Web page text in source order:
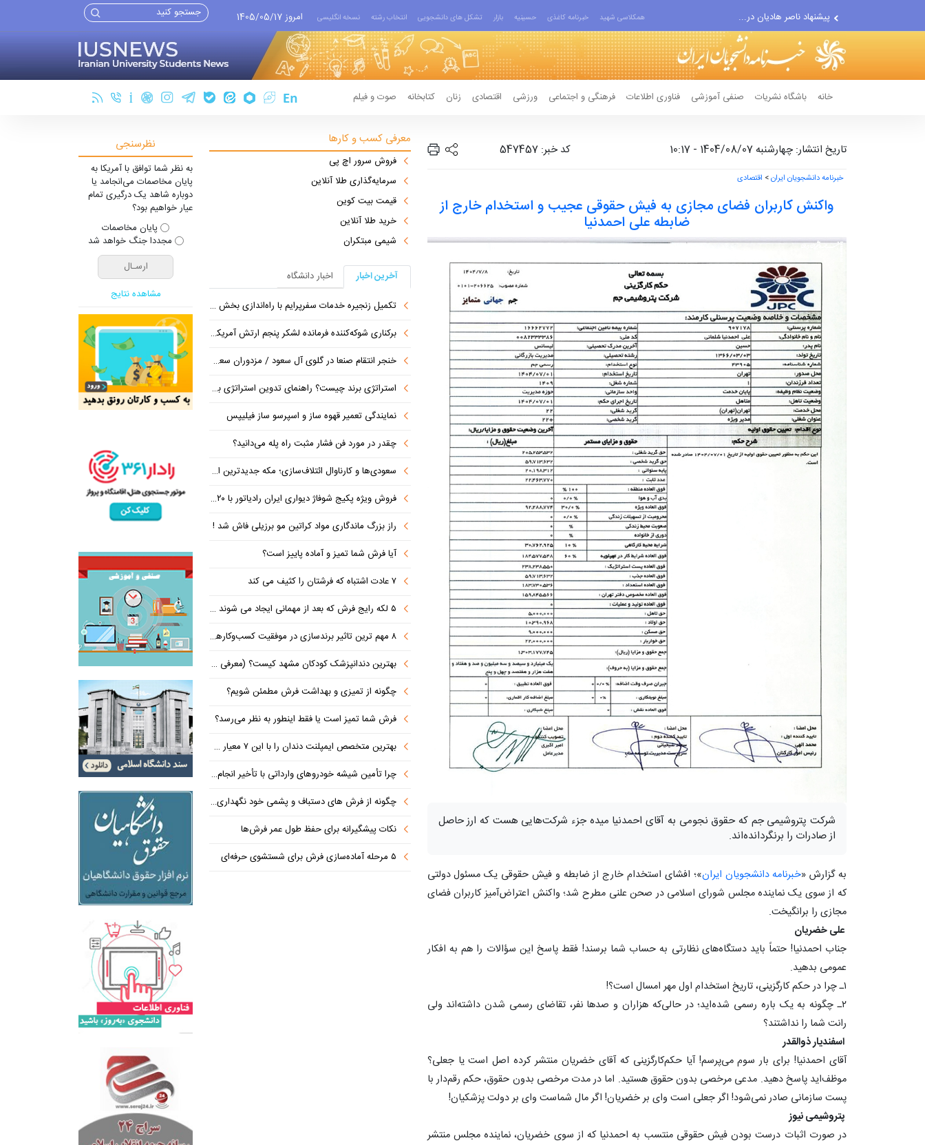
سعودی‌ها و کارناوال...
پیشنهاد ناصر هادیان در...
معامله با گرگِ آمریکایی،...
همکلاسی شهید خبرنامه کاغذی حسینیه بازار تشکل های دانشجویی انتخاب رشته نسخه انگلیسی امروز 1405/05/17
خانه باشگاه نشریات صنفی آموزشی فناوری اطلاعات فرهنگی و اجتماعی ورزشی اقتصادی زنان کتابخانه صوت و فیلم
تاریخ انتشار: چهارشنبه 1404/08/07 - 10:17 کد خبر: 547457
خبرنامه دانشجویان ایران> اقتصادی
واکنش کاربران فضای مجازی به فیش حقوقی عجیب و استخدام خارج از
ضابطه علی احمدنیا
‏شرکت پتروشیمی جم که حقوق نجومی به آقای احمدنیا میده جزء شرکت‌هایی هست که ارز حاصل
از صادرات را برنگردانده‌اند.
به گزارش «خبرنامه دانشجویان ایران»؛ افشای استخدام خارج از ضابطه و فیش حقوقی یک مسئول دولتی
که از سوی یک نماینده مجلس شورای اسلامی در صحن علنی مطرح شد؛ واکنش اعتراض‌آمیز کاربران فضای
مجازی را برانگیخت.
علی خضریان
‏جناب احمدنیا! حتماً باید دستگاه‌های نظارتی به حساب شما برسند! فقط پاسخ این سؤالات را هم به افکار
عمومی بدهید.
۱ـ چرا در حکم کارگزینی، تاریخ استخدام اول مهر امسال است؟!
۲ـ چگونه به یک باره رسمی شده‌اید؛ در حالی‌که هزاران و صد‌ها نفر، تقاضای رسمی شدن داشته‌اند ولی
رانت شما را نداشتند؟
اسفندیار ذوالقدر
‏آقای ‎احمدنیا! برای بار سوم می‌پرسم! آیا ‎حکم‌کارگزینی که آقای ‎خضریان منتشر کرده اصل است یا جعلی؟
موظف‌اید پاسخ دهید. مدعی مرخصی بدون حقوق هستید. اما در مدت مرخصی بدون حقوق، حکم رقم‌دار با
پست سازمانی صادر نمی‌شود! اگر جعلی است وای بر خضریان! اگر مال شماست وای بر ‎دولت پزشکیان!
پتروشیمی نیوز
‏در صورت اثبات درست بودن فیش حقوقی منتسب به ‎احمدنیا که از سوی ‎خضریان، نماینده مجلس منتشر
معرفی کسب و کارها
فروش سرور اچ پی
سرمایه‌گذاری طلا آنلاین
قیمت بیت کوین
خرید طلا آنلاین
شیمی مبتکران
آخرین اخبار
اخبار دانشگاه
تکمیل زنجیره خدمات سفرپرایم با راه‌اندازی بخش تور
برکناری شوکه‌کننده فرمانده لشکر پنجم ارتش آمریکا در اروپا
خنجر انتقام صنعا در گلوی آل سعود / مزدوران سعودی زیر ضرب انصارالله
استراتژی برند چیست؟ راهنمای تدوین استراتژی برند برای ساخت مسیر رشد متمایز
نمایندگی تعمیر قهوه ساز و اسپرسو ساز فیلیپس
چقدر در مورد فن فشار مثبت راه پله می‌دانید؟
سعودی‌ها و کارناوال ائتلاف‌سازی؛ مکه جدیدترین ایستگاه در مسیر بی‌نتیجه‌ها
فروش ویژه پکیج شوفاژ دیواری ایران رادیاتور با ۲۰ درصد تخفیف
راز بزرگ ماندگاری مواد کراتین مو برزیلی فاش شد !
آیا فرش شما تمیز و آماده پاییز است؟
۷ عادت اشتباه که فرشتان را کثیف می کند
۵ لکه رایج فرش که بعد از مهمانی ایجاد می شوند (+روش تمیز کردن)
۸ مهم ترین تاثیر برندسازی در موفقیت کسب‌وکارهای نوپا
بهترین دندانپزشک کودکان مشهد کیست؟ (معرفی ۵ پزشک برتر!)
چگونه از تمیزی و بهداشت فرش مطمئن شویم؟
فرش شما تمیز است یا فقط اینطور به نظر می‌رسد؟
بهترین متخصص ایمپلنت دندان را با این ۷ معیار حرفه‌ای انتخاب کنید
چرا تأمین شیشه خودروهای وارداتی با تأخیر انجام می‌شود؟
چگونه از فرش های دستباف و پشمی خود نگهداری کنیم؟
نکات پیشگیرانه برای حفظ طول عمر فرش‌ها
۵ مرحله آماده‌سازی فرش برای شستشوی حرفه‌ای
نظرسنجی
به نظر شما توافق با آمریکا به
پایان مخاصمات می‌انجامد یا
دوباره شاهد یک درگیری تمام
عیار خواهیم بود؟
پایان مخاصمات
مجددا جنگ خواهد شد
مشاهده نتایج